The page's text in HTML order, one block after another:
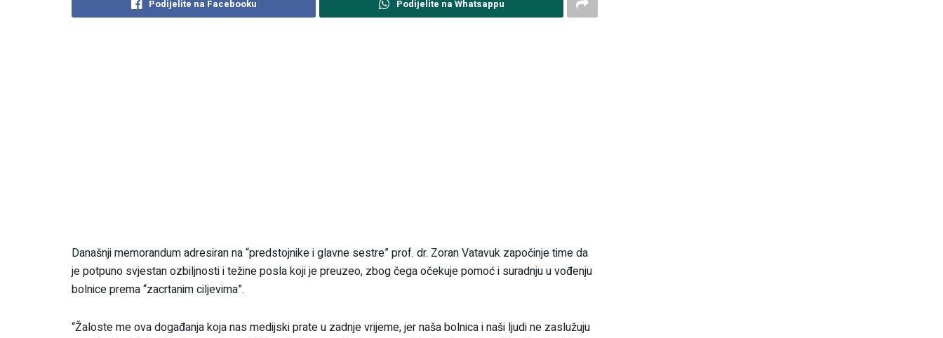
Podijelite na Facebooku Podijelite na Whatsappu
Današnji memorandum adresiran na “predstojnike i glavne sestre” prof. dr. Zoran Vatavuk započinje time da
je potpuno svjestan ozbiljnosti i težine posla koji je preuzeo, zbog čega očekuje pomoć i suradnju u vođenju
bolnice prema “zacrtanim ciljevima”.
“Žaloste me ova događanja koja nas medijski prate u zadnje vrijeme, jer naša bolnica i naši ljudi ne zaslužuju